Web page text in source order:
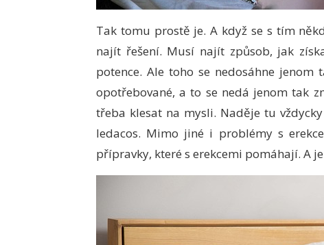
Tak tomu prostě je. A když se s tím
najít řešení. Musí najít způsob, jak
potence. Ale toho se nedosáhne
opotřebované, a to se nedá jenom tak
třeba klesat na mysli. Naděje tu
ledacos. Mimo jiné i problémy s
přípravky, které s erekcemi pomáhají. A